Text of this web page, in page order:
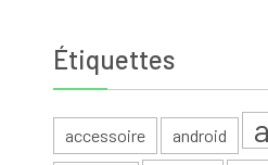
Étiquettes
accessoire android